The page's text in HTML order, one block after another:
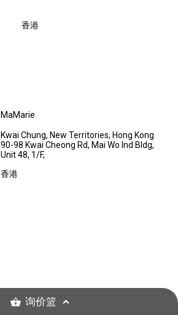
香港
MaMarie
Kwai Chung, New Territories, Hong Kong
90-98 Kwai Cheong Rd, Mai Wo Ind Bldg,
Unit 48, 1/F,
香港
询价篮